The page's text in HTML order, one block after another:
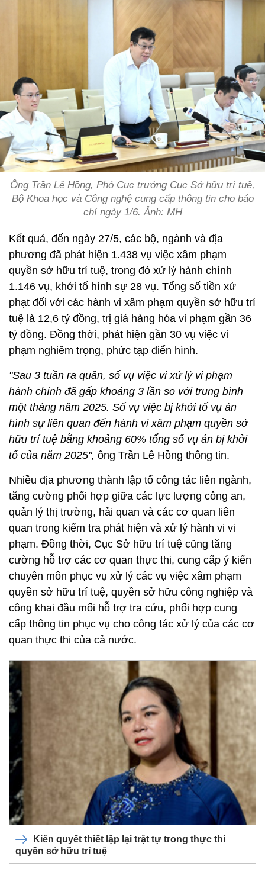
Ông Trần Lê Hồng, Phó Cục trưởng Cục Sở hữu trí tuệ,
Bộ Khoa học và Công nghệ cung cấp thông tin cho báo
chí ngày 1/6. Ảnh: MH
Kết quả, đến ngày 27/5, các bộ, ngành và địa
phương đã phát hiện 1.438 vụ việc xâm phạm
quyền sở hữu trí tuệ, trong đó xử lý hành chính
1.146 vụ, khởi tố hình sự 28 vụ. Tổng số tiền xử
phạt đối với các hành vi xâm phạm quyền sở hữu trí
tuệ là 12,6 tỷ đồng, trị giá hàng hóa vi phạm gần 36
tỷ đồng. Đồng thời, phát hiện gần 30 vụ việc vi
phạm nghiêm trọng, phức tạp điển hình.
"Sau 3 tuần ra quân, số vụ việc vi xử lý vi phạm
hành chính đã gấp khoảng 3 lần so với trung bình
một tháng năm 2025. Số vụ việc bị khởi tố vụ án
hình sự liên quan đến hành vi xâm phạm quyền sở
hữu trí tuệ bằng khoảng 60% tổng số vụ án bị khởi
tố của năm 2025", ông Trần Lê Hồng thông tin.
Nhiều địa phương thành lập tổ công tác liên ngành,
tăng cường phối hợp giữa các lực lượng công an,
quản lý thị trường, hải quan và các cơ quan liên
quan trong kiểm tra phát hiện và xử lý hành vi vi
phạm. Đồng thời, Cục Sở hữu trí tuệ cũng tăng
cường hỗ trợ các cơ quan thực thi, cung cấp ý kiến
chuyên môn phục vụ xử lý các vụ việc xâm phạm
quyền sở hữu trí tuệ, quyền sở hữu công nghiệp và
công khai đầu mối hỗ trợ tra cứu, phối hợp cung
cấp thông tin phục vụ cho công tác xử lý của các cơ
quan thực thi của cả nước.
Kiên quyết thiết lập lại trật tự trong thực thi
quyền sở hữu trí tuệ